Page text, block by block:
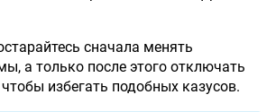
сначала менять
а только после этого отключать
избегать подобных казусов.